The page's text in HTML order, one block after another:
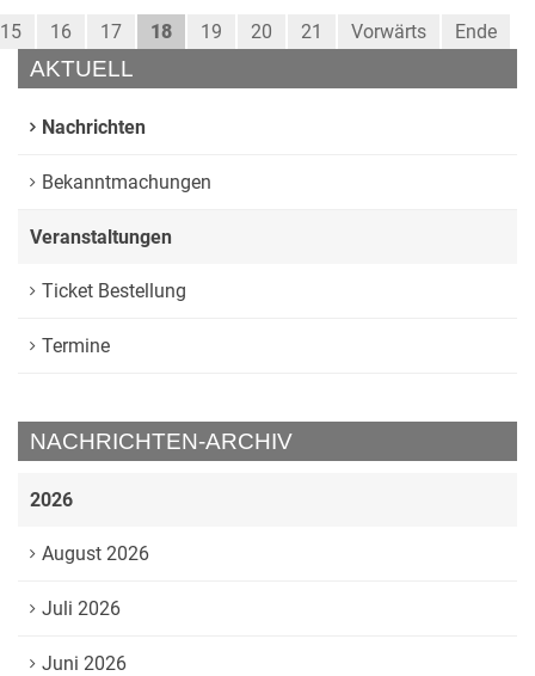
15 16 17 18 19 20 21 Vorwärts Ende
AKTUELL
Nachrichten
Bekanntmachungen
Veranstaltungen
Ticket Bestellung
Termine
NACHRICHTEN-ARCHIV
2026
August 2026
Juli 2026
Juni 2026